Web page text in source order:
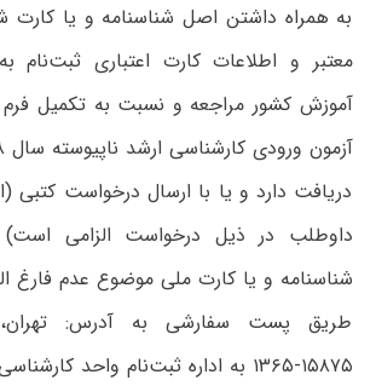
به همراه داشتن اصل شناسنامه و یا
معتبر و اطلاعات کارت اعتباری
آموزش کشور مراجعه و نسبت به تکمیل
دریافت دارد و یا با ارسال درخواست کتبی
داوطلب در ذیل درخواست الزامی است)
شناسنامه و یا کارت ملی موضوع عدم فارغ
طریق پست سفارشی به آدرس:
۱۵۸۷۵-۱۳۶۵ به اداره ثبت‌نام واحد